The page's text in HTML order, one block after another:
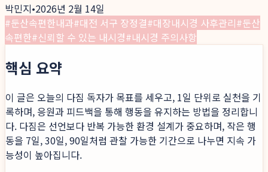
박민지•2026년 2월 14일
#둔산속편한내과#대전 서구 장정결#대장내시경 사후관리#둔산
속편한#신뢰할 수 있는 내시경#내시경 주의사항
핵심 요약
이 글은 오늘의 다짐 독자가 목표를 세우고, 1일 단위로 실천을 기
록하며, 응원과 피드백을 통해 행동을 유지하는 방법을 정리합니
다. 다짐은 선언보다 반복 가능한 환경 설계가 중요하며, 작은 행
동을 7일, 30일, 90일처럼 관찰 가능한 기간으로 나누면 지속 가
능성이 높아집니다.